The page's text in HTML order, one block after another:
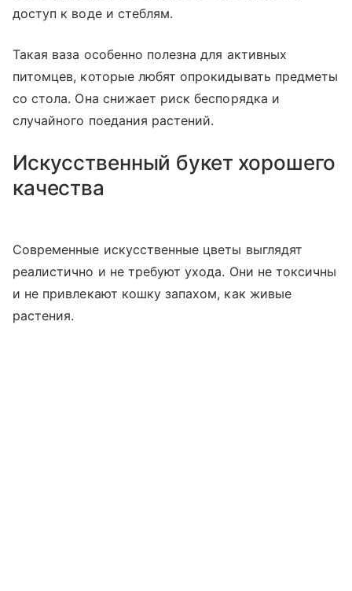
доступ к воде и стеблям.
Такая ваза особенно полезна для активных
питомцев, которые любят опрокидывать предметы
со стола. Она снижает риск беспорядка и
случайного поедания растений.
Искусственный букет хорошего
качества
Современные искусственные цветы выглядят
реалистично и не требуют ухода. Они не токсичны
и не привлекают кошку запахом, как живые
растения.